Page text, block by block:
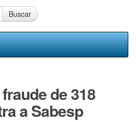
Buscar
de 318
a Sabesp